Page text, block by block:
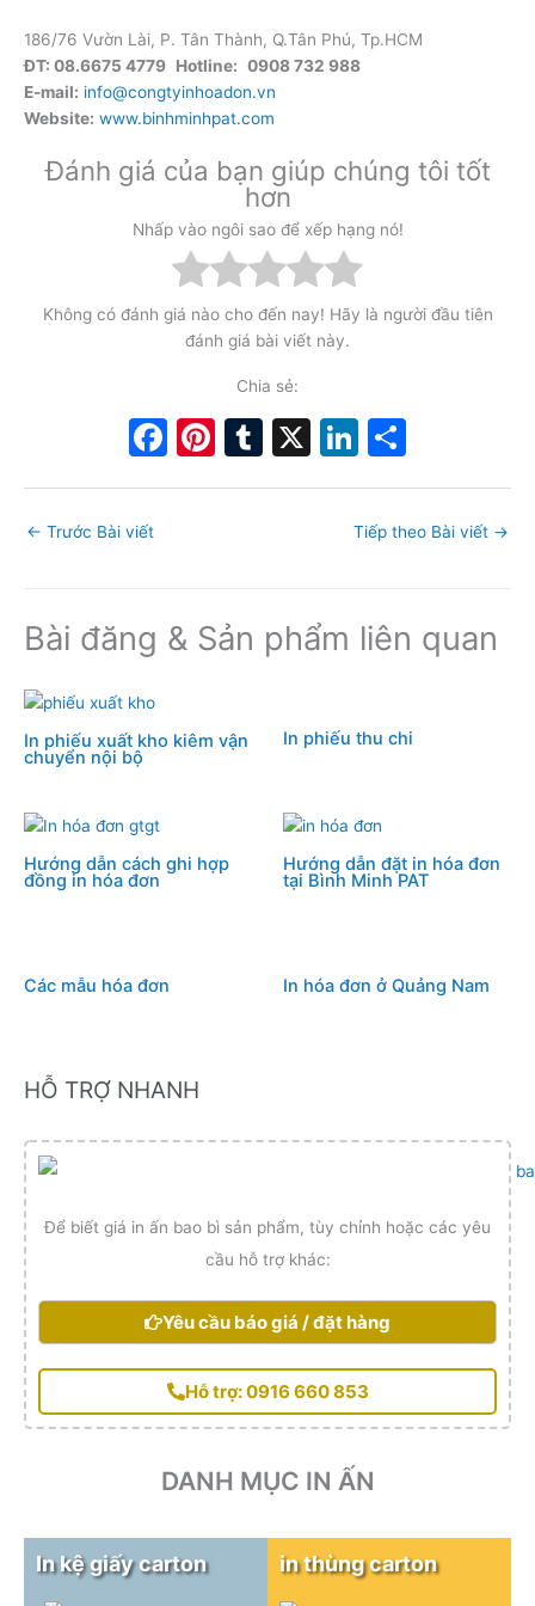
186/76 Vườn Lài, P. Tân Thành, Q.Tân Phú, Tp.HCM
ĐT: 08.6675 4779 Hotline: 0908 732 988
E-mail: info@congtyinhoadon.vn
Website: www.binhminhpat.com
Đánh giá của bạn giúp chúng tôi tốt
hơn
Nhấp vào ngôi sao để xếp hạng nó!
Không có đánh giá nào cho đến nay! Hãy là người đầu tiên
đánh giá bài viết này.
Chia sẻ:
F
a
o
o
Pi
nt
T
u
X Li
n
k
e
n
h
ar
e
← Trước Bài viết Tiếp theo Bài viết →
Bài đăng & Sản phẩm liên quan
In phiếu xuất kho kiêm vận
chuyển nội bộ
In phiếu thu chi
Hướng dẫn cách ghi hợp
đồng in hóa đơn
Hướng dẫn đặt in hóa đơn
tại Bình Minh PAT
Các mẫu hóa đơn In hóa đơn ở Quảng Nam
HỖ TRỢ NHANH
Để biết giá in ấn bao bì sản phẩm, tùy chỉnh hoặc các yêu
cầu hỗ trợ khác:
Yêu cầu báo giá / đặt hàng
Hỗ trợ: 0916 660 853
DANH MỤC IN ẤN
In kệ giấy carton in thùng carton